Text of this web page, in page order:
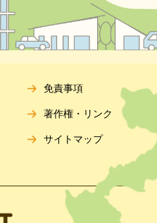
免責事項
著作権・リンク
サイトマップ